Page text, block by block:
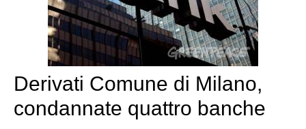
Derivati Comune di Milano,
condannate quattro banche